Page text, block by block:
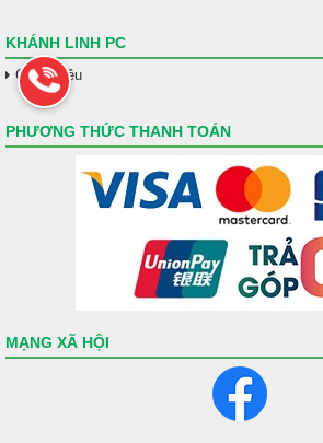
KHÁNH LINH PC
Giới Thiệu
PHƯƠNG THỨC THANH TOÁN
MẠNG XÃ HỘI